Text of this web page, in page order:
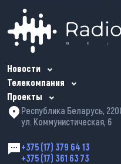
Новости
Телекомпания
Проекты
Республика Беларусь,
ул. Коммунистическая, 6
+375 (17) 379 64 13
+375 (17) 361 63 73